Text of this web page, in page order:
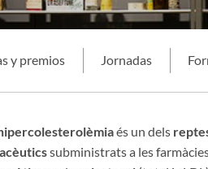
y premios Jornadas
és un dels
subministrats a les